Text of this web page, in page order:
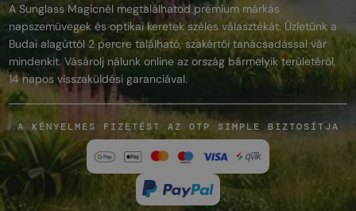
A Sunglass Magicnél megtalálhatod prémium márkás
napszemüvegek és optikai keretek széles választékát. Üzletünk a
Budai alagúttól 2 percre található, szakértői tanácsadással vár
mindenkit. Vásárolj nálunk online az ország bármelyik területéről,
14 napos visszaküldési garanciával.
A KÉNYELMES FIZETÉST AZ OTP SIMPLE BIZTOSÍTJA